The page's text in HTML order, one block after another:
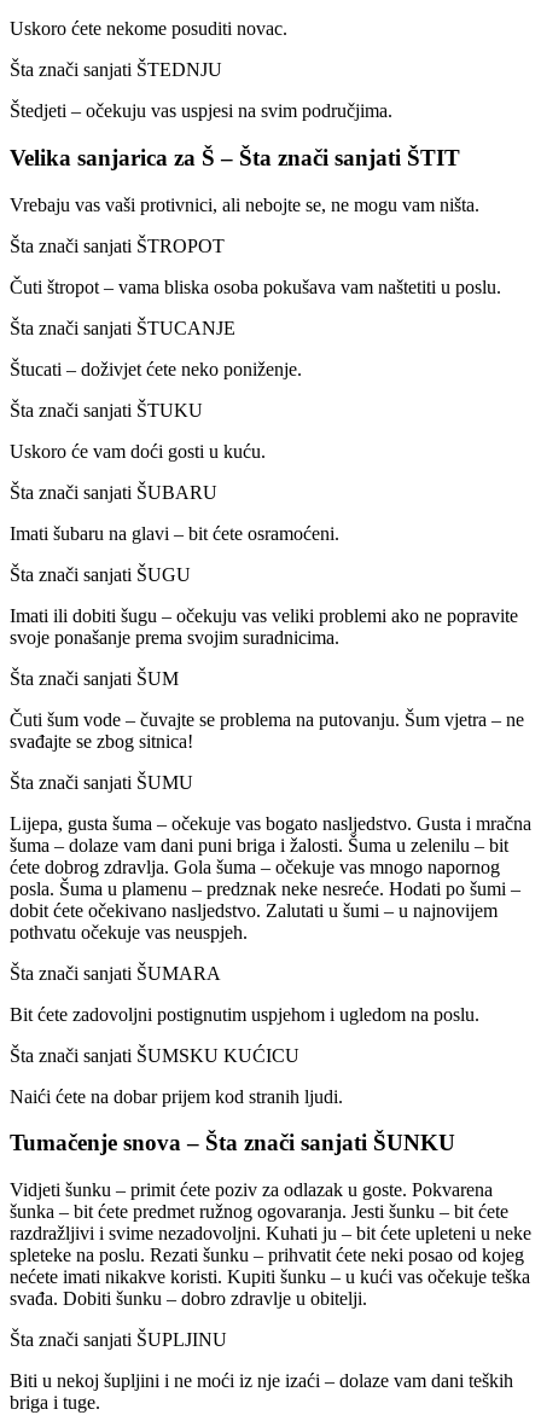
Uskoro ćete nekome posuditi novac.
Šta znači sanjati ŠTEDNJU
Štedjeti – očekuju vas uspjesi na svim područjima.
Velika sanjarica za Š – Šta znači sanjati ŠTIT
Vrebaju vas vaši protivnici, ali nebojte se, ne mogu vam ništa.
Šta znači sanjati ŠTROPOT
Čuti štropot – vama bliska osoba pokušava vam naštetiti u poslu.
Šta znači sanjati ŠTUCANJE
Štucati – doživjet ćete neko poniženje.
Šta znači sanjati ŠTUKU
Uskoro će vam doći gosti u kuću.
Šta znači sanjati ŠUBARU
Imati šubaru na glavi – bit ćete osramoćeni.
Šta znači sanjati ŠUGU
Imati ili dobiti šugu – očekuju vas veliki problemi ako ne popravite
svoje ponašanje prema svojim suradnicima.
Šta znači sanjati ŠUM
Čuti šum vode – čuvajte se problema na putovanju. Šum vjetra – ne
svađajte se zbog sitnica!
Šta znači sanjati ŠUMU
Lijepa, gusta šuma – očekuje vas bogato nasljedstvo. Gusta i mračna
šuma – dolaze vam dani puni briga i žalosti. Šuma u zelenilu – bit
ćete dobrog zdravlja. Gola šuma – očekuje vas mnogo napornog
posla. Šuma u plamenu – predznak neke nesreće. Hodati po šumi –
dobit ćete očekivano nasljedstvo. Zalutati u šumi – u najnovijem
pothvatu očekuje vas neuspjeh.
Šta znači sanjati ŠUMARA
Bit ćete zadovoljni postignutim uspjehom i ugledom na poslu.
Šta znači sanjati ŠUMSKU KUĆICU
Naići ćete na dobar prijem kod stranih ljudi.
Tumačenje snova – Šta znači sanjati ŠUNKU
Vidjeti šunku – primit ćete poziv za odlazak u goste. Pokvarena
šunka – bit ćete predmet ružnog ogovaranja. Jesti šunku – bit ćete
razdražljivi i svime nezadovoljni. Kuhati ju – bit ćete upleteni u neke
spleteke na poslu. Rezati šunku – prihvatit ćete neki posao od kojeg
nećete imati nikakve koristi. Kupiti šunku – u kući vas očekuje teška
svađa. Dobiti šunku – dobro zdravlje u obitelji.
Šta znači sanjati ŠUPLJINU
Biti u nekoj šupljini i ne moći iz nje izaći – dolaze vam dani teških
briga i tuge.